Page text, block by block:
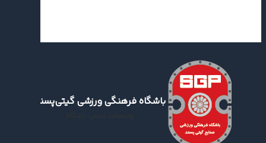
باشگاه فرهنگی ورزشی گیتی‌پسند